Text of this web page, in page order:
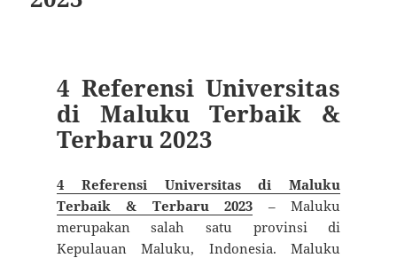
4 Referensi Universitas
di Maluku Terbaik &
Terbaru 2023
4 Referensi Universitas di Maluku
Terbaik & Terbaru 2023 – Maluku
merupakan salah satu provinsi di
Kepulauan Maluku, Indonesia. Maluku